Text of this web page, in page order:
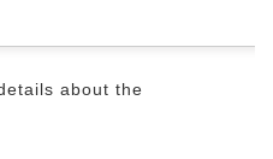
about the